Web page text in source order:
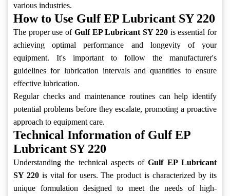
various industries.
How to Use Gulf EP Lubricant SY 220
The proper use of Gulf EP Lubricant SY 220is essential for
achieving optimal performance and longevity of your
equipment. It's important to follow the manufacturer's
guidelines for lubrication intervals and quantities to ensure
effective lubrication.
Regular checks and maintenance routines can help identify
potential problems before they escalate, promoting a proactive
approach to equipment care.
Technical Information of Gulf EP
Lubricant SY 220
Understanding the technical aspects ofGulf EP Lubricant
SY 220is vital for users. The product is characterized by its
unique formulation designed to meet the needs of high-